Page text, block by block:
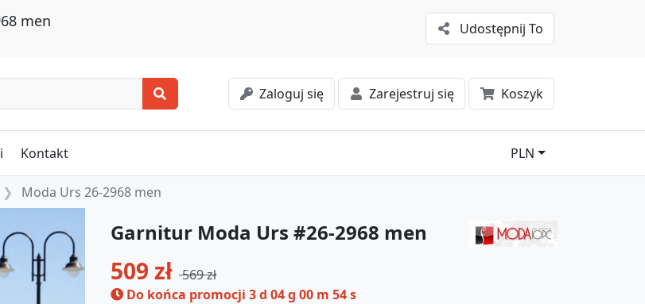
men Udostępnij To
Zaloguj się Zarejestruj się Koszyk
Kontakt PLN
Moda Urs 26-2968 men
Garnitur Moda Urs #26-2968 men
509 zł 569 zł
Do końca promocji 3 d 04 g 00 m 53 s